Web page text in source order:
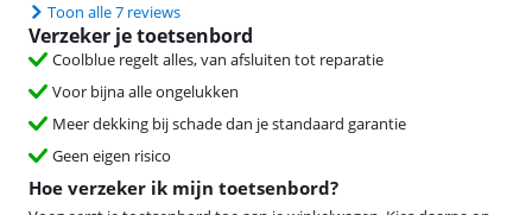
Toon alle 7 reviews
Verzeker je toetsenbord
Coolblue regelt alles, van afsluiten tot reparatie
Voor bijna alle ongelukken
Meer dekking bij schade dan je standaard garantie
Geen eigen risico
Hoe verzeker ik mijn toetsenbord?